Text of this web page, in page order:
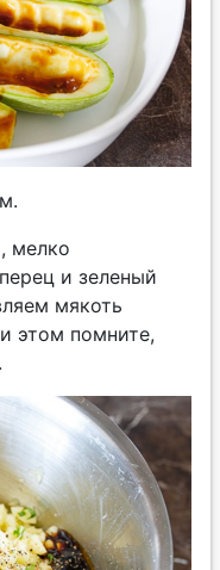
мелко
и зеленый
мякоть
этом помните,